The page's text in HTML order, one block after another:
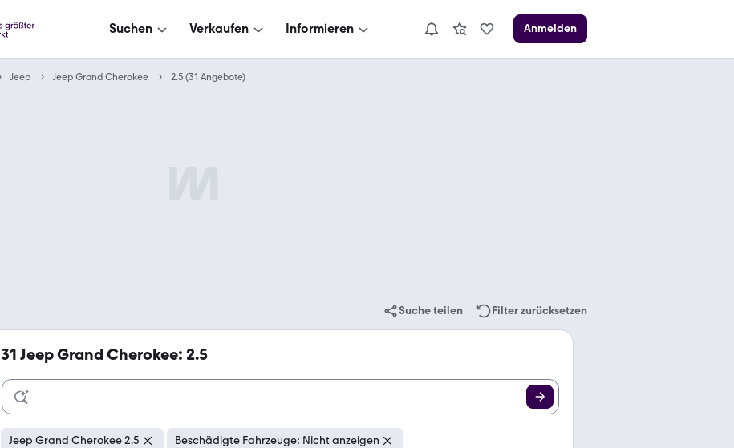
Suchen Verkaufen Informieren Anmelden
Jeep Jeep Grand Cherokee 2.5 (31 Angebote)
Suche teilen Filter zurücksetzen
31 Jeep Grand Cherokee: 2.5
Jeep Grand Cherokee 2.5 Beschädigte Fahrzeuge: Nicht anzeigen